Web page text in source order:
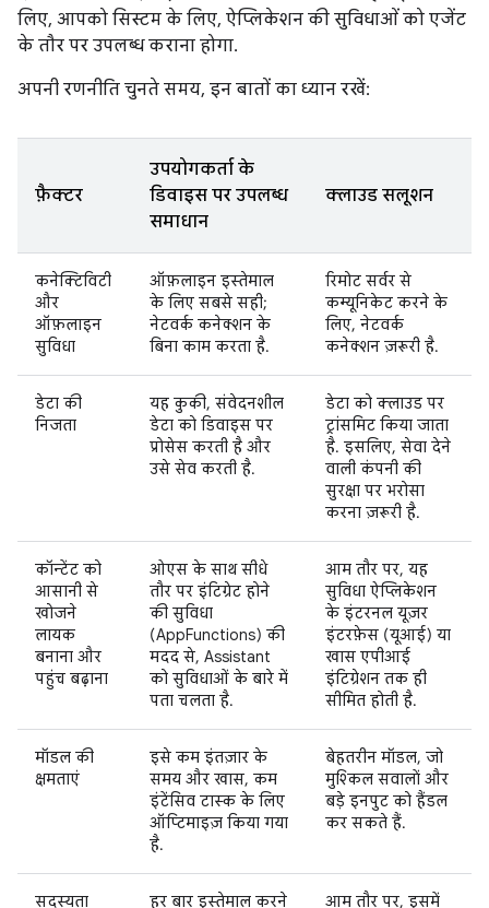
लिए, आपको सिस्टम के लिए, ऐप्लिकेशन की सुविधाओं को एजेंट
के तौर पर उपलब्ध कराना होगा.
अपनी रणनीति चुनते समय, इन बातों का ध्यान रखें:
फ़ैक्टर
उपयोगकर्ता के
डिवाइस पर उपलब्ध
समाधान
क्लाउड सलूशन
कनेक्टिविटी
और
ऑफ़लाइन
सुविधा
ऑफ़लाइन इस्तेमाल
के लिए सबसे सही;
नेटवर्क कनेक्शन के
बिना काम करता है.
रिमोट सर्वर से
कम्यूनिकेट करने के
लिए, नेटवर्क
कनेक्शन ज़रूरी है.
डेटा की
निजता
यह कुकी, संवेदनशील
डेटा को डिवाइस पर
प्रोसेस करती है और
उसे सेव करती है.
डेटा को क्लाउड पर
ट्रांसमिट किया जाता
है. इसलिए, सेवा देने
वाली कंपनी की
सुरक्षा पर भरोसा
करना ज़रूरी है.
कॉन्टेंट को
आसानी से
खोजने
लायक
बनाना और
पहुंच बढ़ाना
ओएस के साथ सीधे
तौर पर इंटिग्रेट होने
की सुविधा
(AppFunctions) की
मदद से, Assistant
को सुविधाओं के बारे में
पता चलता है.
आम तौर पर, यह
सुविधा ऐप्लिकेशन
के इंटरनल यूज़र
इंटरफ़ेस (यूआई) या
खास एपीआई
इंटिग्रेशन तक ही
सीमित होती है.
मॉडल की
क्षमताएं
इसे कम इंतज़ार के
समय और खास, कम
इंटेंसिव टास्क के लिए
ऑप्टिमाइज़ किया गया
है.
बेहतरीन मॉडल, जो
मुश्किल सवालों और
बड़े इनपुट को हैंडल
कर सकते हैं.
सदस्यता
हर बार इस्तेमाल करने
आम तौर पर, इसमें